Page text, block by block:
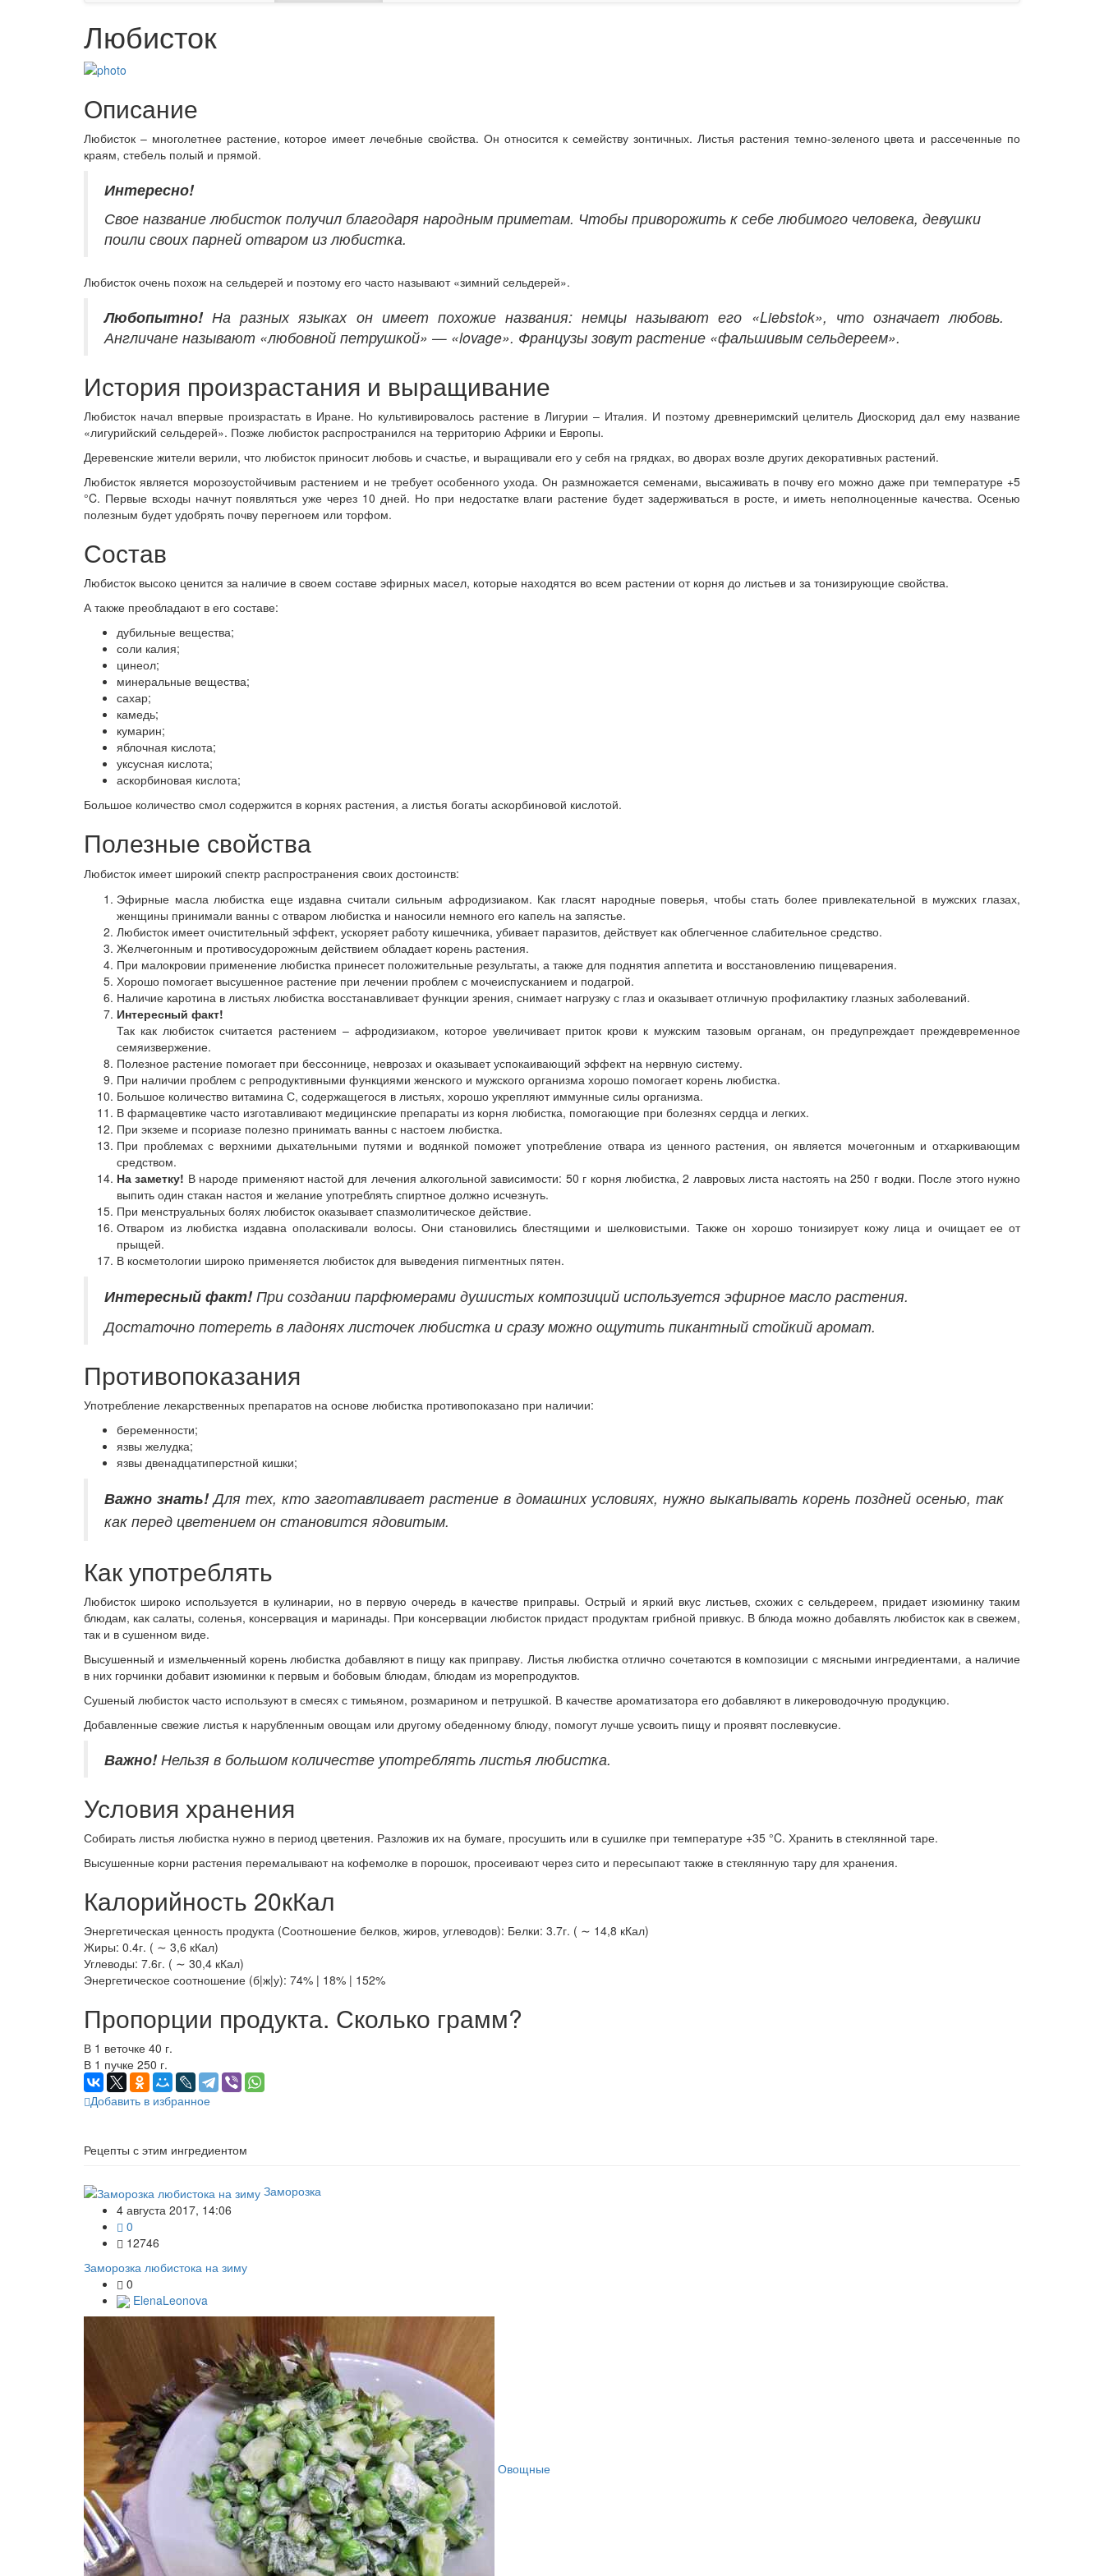
Любисток
Описание
Любисток – многолетнее растение, которое имеет лечебные свойства. Он относится к семейству зонтичных. Листья растения темно-зеленого цвета и рассеченные по
краям, стебель полый и прямой.
Интересно!
Свое название любисток получил благодаря народным приметам. Чтобы приворожить к себе любимого человека, девушки
поили своих парней отваром из любистка.
Любисток очень похож на сельдерей и поэтому его часто называют «зимний сельдерей».
Любопытно!На разных языках он имеет похожие названия: немцы называют его «Liebstok», что означает любовь.
Англичане называют «любовной петрушкой» — «lovage». Французы зовут растение «фальшивым сельдереем».
История произрастания и выращивание
Любисток начал впервые произрастать в Иране. Но культивировалось растение в Лигурии – Италия. И поэтому древнеримский целитель Диоскорид дал ему название
«лигурийский сельдерей». Позже любисток распространился на территорию Африки и Европы.
Деревенские жители верили, что любисток приносит любовь и счастье, и выращивали его у себя на грядках, во дворах возле других декоративных растений.
Любисток является морозоустойчивым растением и не требует особенного ухода. Он размножается семенами, высаживать в почву его можно даже при температуре +5
°C. Первые всходы начнут появляться уже через 10 дней. Но при недостатке влаги растение будет задерживаться в росте, и иметь неполноценные качества. Осенью
полезным будет удобрять почву перегноем или торфом.
Состав
Любисток высоко ценится за наличие в своем составе эфирных масел, которые находятся во всем растении от корня до листьев и за тонизирующие свойства.
А также преобладают в его составе:
дубильные вещества;
соли калия;
цинеол;
минеральные вещества;
сахар;
камедь;
кумарин;
яблочная кислота;
уксусная кислота;
аскорбиновая кислота;
Большое количество смол содержится в корнях растения, а листья богаты аскорбиновой кислотой.
Полезные свойства
Любисток имеет широкий спектр распространения своих достоинств:
Эфирные масла любистка еще издавна считали сильным афродизиаком. Как гласят народные поверья, чтобы стать более привлекательной в мужских глазах,
женщины принимали ванны с отваром любистка и наносили немного его капель на запястье.
Любисток имеет очистительный эффект, ускоряет работу кишечника, убивает паразитов, действует как облегченное слабительное средство.
Желчегонным и противосудорожным действием обладает корень растения.
При малокровии применение любистка принесет положительные результаты, а также для поднятия аппетита и восстановлению пищеварения.
Хорошо помогает высушенное растение при лечении проблем с мочеиспусканием и подагрой.
Наличие каротина в листьях любистка восстанавливает функции зрения, снимает нагрузку с глаз и оказывает отличную профилактику глазных заболеваний.
Интересный факт!
Так как любисток считается растением – афродизиаком, которое увеличивает приток крови к мужским тазовым органам, он предупреждает преждевременное
семяизвержение.
Полезное растение помогает при бессоннице, неврозах и оказывает успокаивающий эффект на нервную систему.
При наличии проблем с репродуктивными функциями женского и мужского организма хорошо помогает корень любистка.
Большое количество витамина С, содержащегося в листьях, хорошо укрепляют иммунные силы организма.
В фармацевтике часто изготавливают медицинские препараты из корня любистка, помогающие при болезнях сердца и легких.
При экземе и псориазе полезно принимать ванны с настоем любистка.
При проблемах с верхними дыхательными путями и водянкой поможет употребление отвара из ценного растения, он является мочегонным и отхаркивающим
средством.
На заметку! В народе применяют настой для лечения алкогольной зависимости: 50 г корня любистка, 2 лавровых листа настоять на 250 г водки. После этого нужно
выпить один стакан настоя и желание употреблять спиртное должно исчезнуть.
При менструальных болях любисток оказывает спазмолитическое действие.
Отваром из любистка издавна ополаскивали волосы. Они становились блестящими и шелковистыми. Также он хорошо тонизирует кожу лица и очищает ее от
прыщей.
В косметологии широко применяется любисток для выведения пигментных пятен.
Интересный факт!При создании парфюмерами душистых композиций используется эфирное масло растения.
Достаточно потереть в ладонях листочек любистка и сразу можно ощутить пикантный стойкий аромат.
Противопоказания
Употребление лекарственных препаратов на основе любистка противопоказано при наличии:
беременности;
язвы желудка;
язвы двенадцатиперстной кишки;
Важно знать!Для тех, кто заготавливает растение в домашних условиях, нужно выкапывать корень поздней осенью, так
как перед цветением он становится ядовитым.
Как употреблять
Любисток широко используется в кулинарии, но в первую очередь в качестве приправы. Острый и яркий вкус листьев, схожих с сельдереем, придает изюминку таким
блюдам, как салаты, соленья, консервация и маринады. При консервации любисток придаст продуктам грибной привкус. В блюда можно добавлять любисток как в свежем,
так и в сушенном виде.
Высушенный и измельченный корень любистка добавляют в пищу как приправу. Листья любистка отлично сочетаются в композиции с мясными ингредиентами, а наличие
в них горчинки добавит изюминки к первым и бобовым блюдам, блюдам из морепродуктов.
Сушеный любисток часто используют в смесях с тимьяном, розмарином и петрушкой. В качестве ароматизатора его добавляют в ликероводочную продукцию.
Добавленные свежие листья к нарубленным овощам или другому обеденному блюду, помогут лучше усвоить пищу и проявят послевкусие.
Важно!Нельзя в большом количестве употреблять листья любистка.
Условия хранения
Собирать листья любистка нужно в период цветения. Разложив их на бумаге, просушить или в сушилке при температуре +35 °C. Хранить в стеклянной таре.
Высушенные корни растения перемалывают на кофемолке в порошок, просеивают через сито и пересыпают также в стеклянную тару для хранения.
Калорийность 20кКал
Энергетическая ценность продукта (Соотношение белков, жиров, углеводов): Белки: 3.7г. ( ∼ 14,8 кКал)
Жиры: 0.4г. ( ∼ 3,6 кКал)
Углеводы: 7.6г. ( ∼ 30,4 кКал)
Энергетическое соотношение (б|ж|у): 74% | 18% | 152%
Пропорции продукта. Сколько грамм?
В 1 веточке 40 г.
В 1 пучке 250 г.
Добавить в избранное
Рецепты с этим ингредиентом
Заморозка
4 августа 2017, 14:06
0
12746
Заморозка любистока на зиму
0
ElenaLeonova
Овощные